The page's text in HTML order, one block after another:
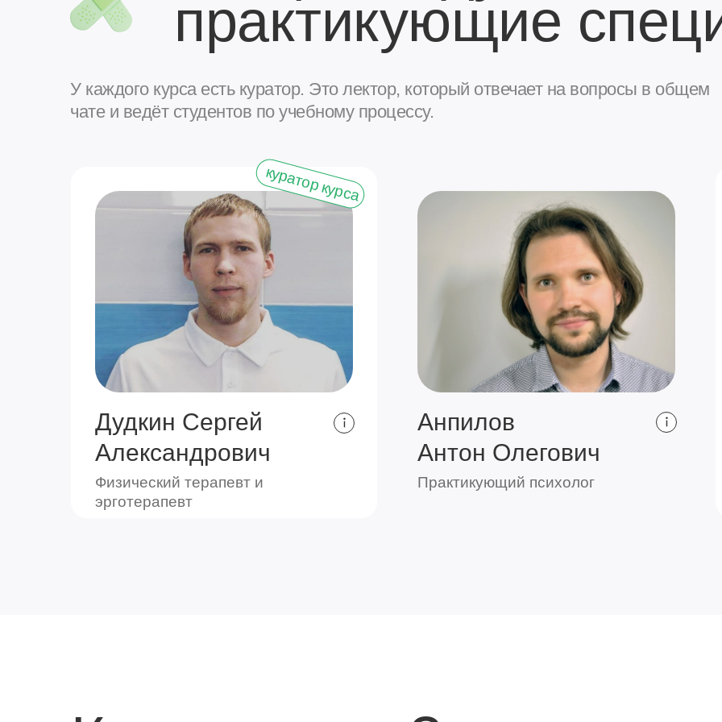
практикующие
У каждого курса есть куратор. Это лектор, который отвечает на вопросы в общем
чате и ведёт студентов по учебному процессу.
Анпилов
Антон Олегович
Практикующий психолог
Дудкин Сергей
Александрович
Физический терапевт и
эрготерапевт
куратор курса
Олегович